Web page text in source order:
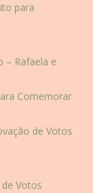
para
– Rafaela e
Comemorar
de Votos
Votos